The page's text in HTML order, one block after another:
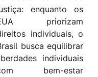
enquanto os
priorizam
individuais, o
busca equilibrar
individuais
bem-estar